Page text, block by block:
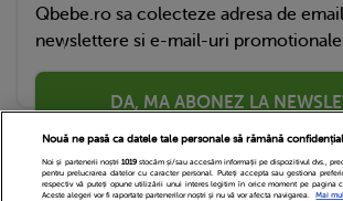
Qbebe.ro sa colecteze adresa de
newslettere si e-mail-uri promotionale.
DA, MA ABONEZ LA
Nouă ne pasă ca datele tale personale să rămână
Noi și partenerii noștri 1019stocăm și/sau accesăm informații pe dispozitivul dvs.,
pentru prelucrarea datelor cu caracter personal. Puteți accepta sau gestiona
respectiv vă puteți opune utilizării unui interes legitim în orice moment pe pagina
Aceste alegeri vor fi raportate partenerilor noștri și nu vă vor afecta navigarea.
Mai